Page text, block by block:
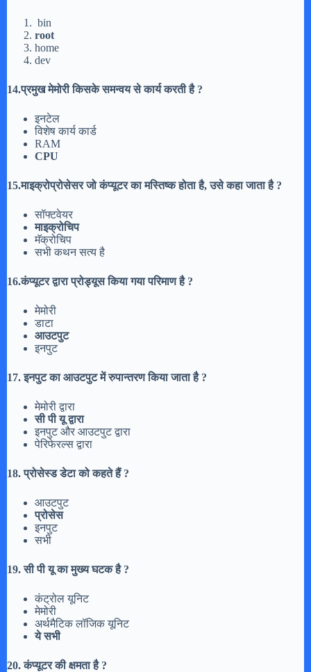
bin
root
home
dev
14.प्रमुख मेमोरी किसके समन्वय से कार्य करती है ?
इनटेल
विशेष कार्य कार्ड
RAM
CPU
15.माइक्रोप्रोसेसर जो कंप्यूटर का मस्तिष्क होता है, उसे कहा जाता है ?
सॉफ्टवेयर
माइक्रोचिप
मॅक्रोचिप
सभी कथन सत्य है
16.कंप्यूटर द्वारा प्रोड्यूस किया गया परिमाण है ?
मेमोरी
डाटा
आउटपुट
इनपुट
17. इनपुट का आउटपुट में रुपान्तरण किया जाता है ?
मेमोरी द्वारा
सी पी यू द्वारा
इनपुट और आउटपुट द्वारा
पेरिफेरल्स द्वारा
18. प्रोसेस्ड डेटा को कहते हैं ?
आउटपुट
प्रोसेस
इनपुट
सभी
19. सी पी यू का मुख्य घटक है ?
कंट्रोल यूनिट
मेमोरी
अर्थमैटिक लॉजिक यूनिट
ये सभी
20. कंप्यूटर की क्षमता है ?